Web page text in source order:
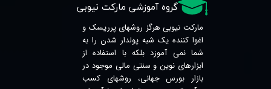
مارکت نیوبی هرگز روشهای پرریسک و
اغوا کننده یک شبه پولدار شدن را به
شما نمی آموزد بلکه با استفاده از
ابزارهای نوین و سنتی مالی موجود در
بازار بورس جهانی، روشهای کسب
​​​​​گروه آموزشی مارکت نیوبی